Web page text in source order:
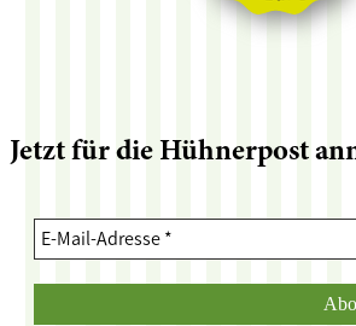
Jetzt für die Hühnerpost